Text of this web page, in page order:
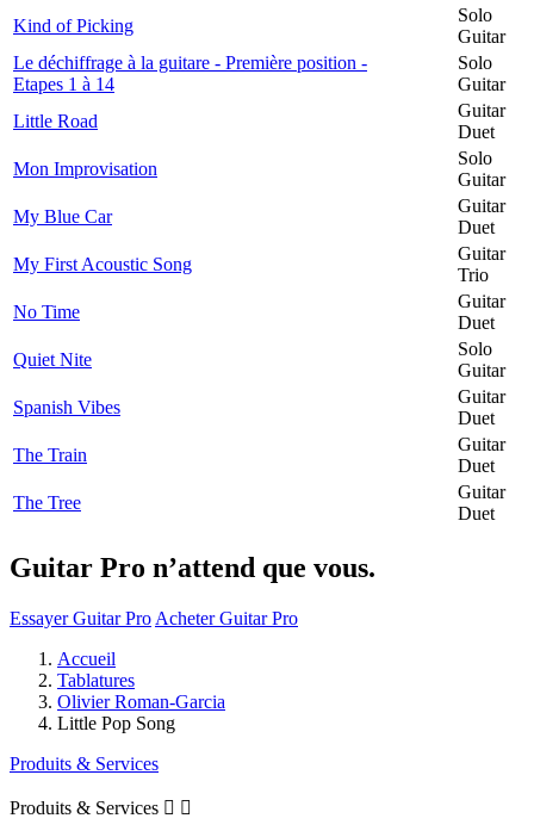
Kind of Picking
Solo
Guitar
Le déchiffrage à la guitare - Première position -
Etapes 1 à 14
Solo
Guitar
Little Road
Guitar
Duet
Mon Improvisation
Solo
Guitar
My Blue Car
Guitar
Duet
My First Acoustic Song
Guitar
Trio
No Time
Guitar
Duet
Quiet Nite
Solo
Guitar
Spanish Vibes
Guitar
Duet
The Train
Guitar
Duet
The Tree
Guitar
Duet
Guitar Pro n’attend que vous.
Essayer Guitar Pro Acheter Guitar Pro
Accueil
Tablatures
Olivier Roman-Garcia
Little Pop Song
Produits & Services
Produits & Services  